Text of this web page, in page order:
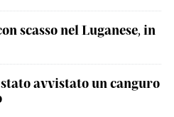
scasso nel Luganese, in
avvistato un canguro